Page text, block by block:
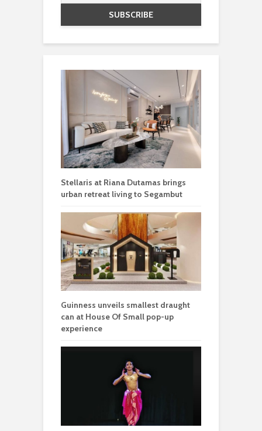
Stellaris at Riana Dutamas brings
urban retreat living to Segambut
Guinness unveils smallest draught
can at House Of Small pop-up
experience